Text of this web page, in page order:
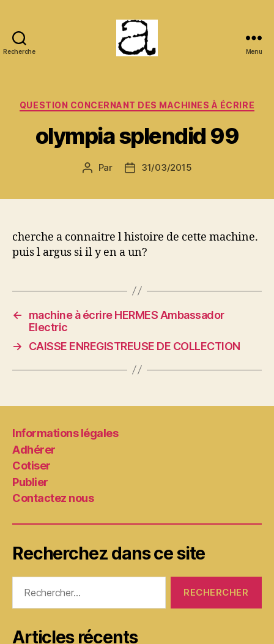
Recherche Menu
Catégories
QUESTION CONCERNANT DES MACHINES À ÉCRIRE
olympia splendid 99
Auteur
Par
Date31/03/2015
cherche a connaitre l histoire de cette machine.
puis l argus si il y en a un?
←
machine à écrire HERMES Ambassador
Electric
→
CAISSE ENREGISTREUSE DE COLLECTION
Informations légales
Adhérer
Cotiser
Publier
Contactez nous
Recherchez dans ce site
Articles récents